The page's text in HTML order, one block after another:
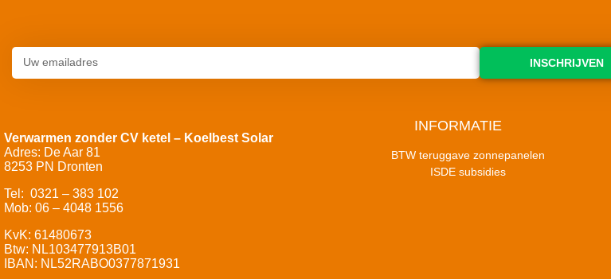
INSCHRIJVEN
Verwarmen zonder CV ketel – Koelbest Solar
Adres: De Aar 81
8253 PN Dronten
Tel: 0321 – 383 102
Mob: 06 – 4048 1556
KvK: 61480673
Btw: NL103477913B01
IBAN: NL52RABO0377871931
INFORMATIE
BTW teruggave zonnepanelen
ISDE subsidies